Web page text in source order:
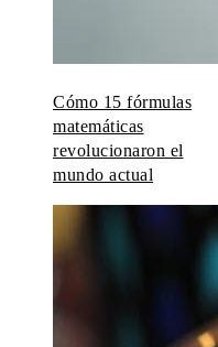
Cómo 15 fórmulas
matemáticas
revolucionaron el
mundo actual